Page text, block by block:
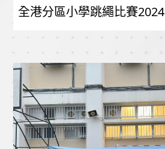
全港分區小學跳繩比賽2024